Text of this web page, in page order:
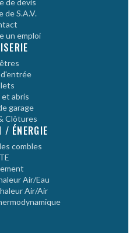
de devis
de S.A.V.
un emploi
abris
garage
Clôtures
/ ÉNERGIE
combles
Air/Eau
Air/Air